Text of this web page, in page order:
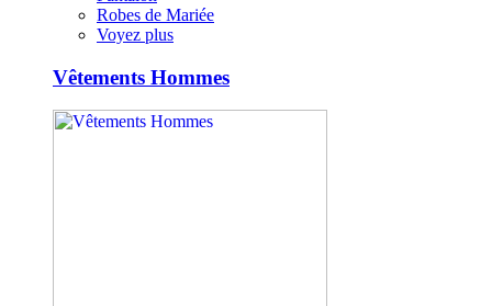
Robes de Mariée
Voyez plus
Vêtements Hommes